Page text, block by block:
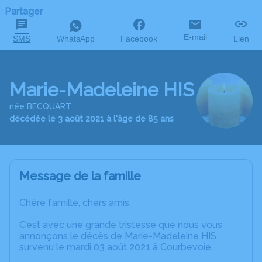
Partager
SMS WhatsApp Facebook E-mail Lien
Marie-Madeleine HIS
née BECQUART
décédée le 3 août 2021 à l'âge de 85 ans
Message de la famille
Chère famille, chers amis,
C’est avec une grande tristesse que nous vous
annonçons le décès de Marie-Madeleine HIS
survenu le mardi 03 août 2021 à Courbevoie.